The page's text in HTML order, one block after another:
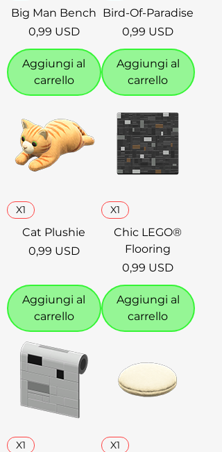
Big Man Bench
Prezzo
0,99 USD
Aggiungi al
carrello
Bird-Of-Paradise
Prezzo
0,99 USD
Aggiungi al
carrello
X1
Cat Plushie
Prezzo
0,99 USD
Aggiungi al
carrello
X1
Chic LEGO®
Flooring
Prezzo
0,99 USD
Aggiungi al
carrello
X1 X1